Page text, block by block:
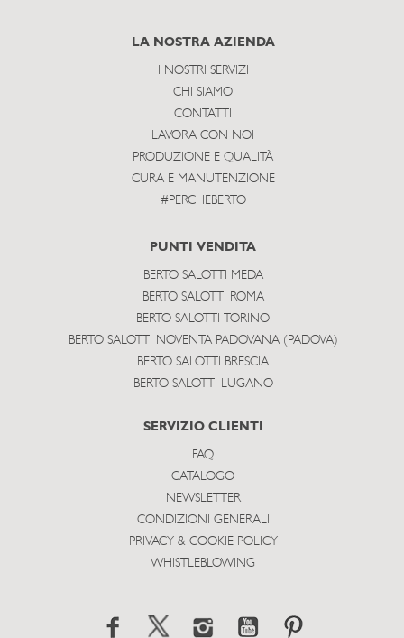
subscribe
LA NOSTRA AZIENDA
I NOSTRI SERVIZI
CHI SIAMO
CONTATTI
LAVORA CON NOI
PRODUZIONE E QUALITÀ
CURA E MANUTENZIONE
#PERCHEBERTO
PUNTI VENDITA
BERTO SALOTTI MEDA
BERTO SALOTTI ROMA
BERTO SALOTTI TORINO
BERTO SALOTTI NOVENTA PADOVANA (PADOVA)
BERTO SALOTTI BRESCIA
BERTO SALOTTI LUGANO
SERVIZIO CLIENTI
FAQ
CATALOGO
NEWSLETTER
CONDIZIONI GENERALI
PRIVACY & COOKIE POLICY
WHISTLEBLOWING